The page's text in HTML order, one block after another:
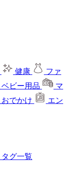
健康
ファ
ベビー用品
マ
おでかけ
エン
タグ一覧